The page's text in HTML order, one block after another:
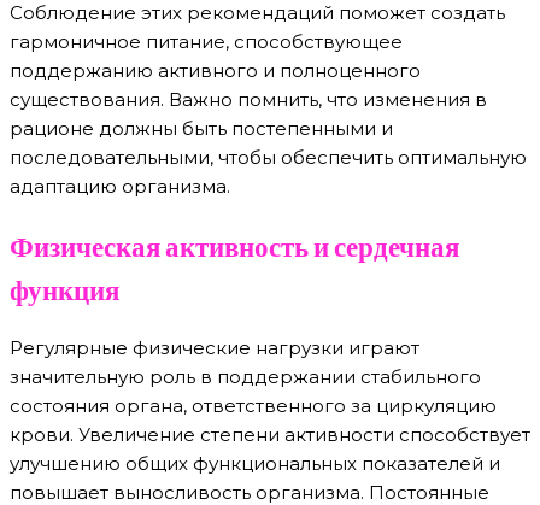
Соблюдение этих рекомендаций поможет создать
гармоничное питание, способствующее
поддержанию активного и полноценного
существования. Важно помнить, что изменения в
рационе должны быть постепенными и
последовательными, чтобы обеспечить оптимальную
адаптацию организма.
Физическая активность и сердечная
функция
Регулярные физические нагрузки играют
значительную роль в поддержании стабильного
состояния органа, ответственного за циркуляцию
крови. Увеличение степени активности способствует
улучшению общих функциональных показателей и
повышает выносливость организма. Постоянные